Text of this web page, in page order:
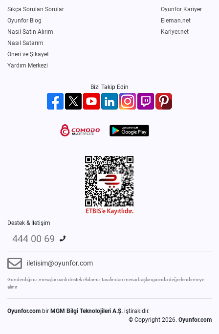
Sıkça Sorulan Sorular
Oyunfor Blog
Nasıl Satın Alırım
Nasıl Satarım
Öneri ve Şikayet
Yardım Merkezi
Oyunfor Kariyer
Eleman.net
Kariyer.net
Bizi Takip Edin
Destek & İletişim
444 00 69
iletisim@oyunfor.com
Gönderdiğiniz mesajlar canlı destek ekibimiz tarafından mesai başlangıcında değerlendirmeye
alınır
Oyunfor.com bir MGM Bilgi Teknolojileri A.Ş. iştirakidir.
© Copyright 2026. Oyunfor.com